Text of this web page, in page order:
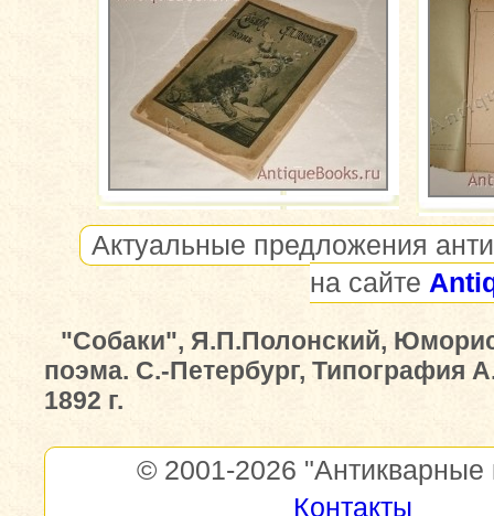
Актуальные предложения
на сайте
"Собаки", Я.П.Полонский,
поэма. С.-Петербург, Типография
1892 г.
© 2001-2026 "Антикварные
Контакты